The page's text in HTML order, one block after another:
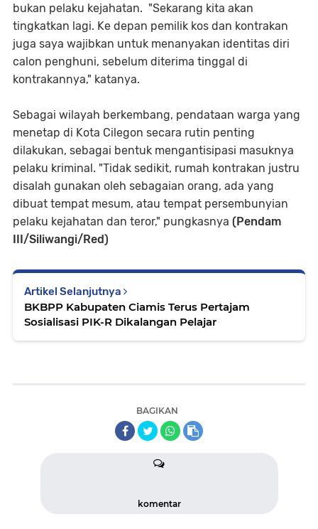
bukan pelaku kejahatan. "Sekarang kita akan
tingkatkan lagi. Ke depan pemilik kos dan kontrakan
juga saya wajibkan untuk menanyakan identitas diri
calon penghuni, sebelum diterima tinggal di
kontrakannya," katanya.
Sebagai wilayah berkembang, pendataan warga yang
menetap di Kota Cilegon secara rutin penting
dilakukan, sebagai bentuk mengantisipasi masuknya
pelaku kriminal. "Tidak sedikit, rumah kontrakan justru
disalah gunakan oleh sebagaian orang, ada yang
dibuat tempat mesum, atau tempat persembunyian
pelaku kejahatan dan teror," pungkasnya (Pendam
III/Siliwangi/Red)
Artikel Selanjutnya
BKBPP Kabupaten Ciamis Terus Pertajam
Sosialisasi PIK-R Dikalangan Pelajar
BAGIKAN
komentar